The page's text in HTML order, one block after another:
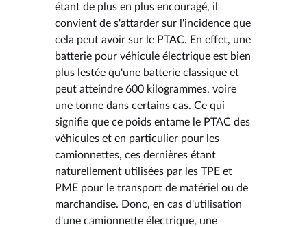
étant de plus en plus encouragé, il
convient de s'attarder sur l'incidence que
cela peut avoir sur le PTAC. En effet, une
batterie pour véhicule électrique est bien
plus lestée qu'une batterie classique et
peut atteindre 600 kilogrammes, voire
une tonne dans certains cas. Ce qui
signifie que ce poids entame le PTAC des
véhicules et en particulier pour les
camionnettes, ces dernières étant
naturellement utilisées par les TPE et
PME pour le transport de matériel ou de
marchandise. Donc, en cas d'utilisation
d'une camionnette électrique, une